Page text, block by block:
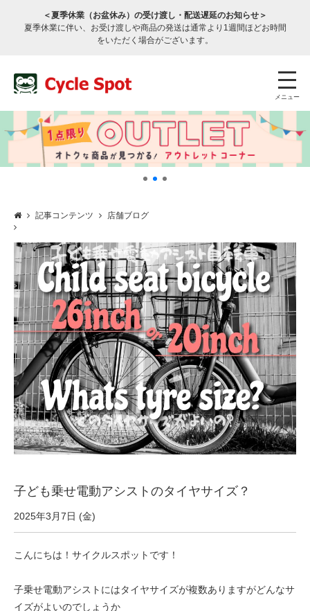
＜夏季休業（お盆休み）の受け渡し・配送遅延のお知らせ＞
夏季休業に伴い、お受け渡しや商品の発送は通常より1週間ほどお時間
をいただく場合がございます。
メニュー
サービスのご案内
サービス全般
修理・メンテナンス工賃
盗難保証
SpotMateログイン
オリジナル自転車
PB全車種カタログ
記事コンテンツ 店舗ブログ
子ども乗せ電動アシストのタイヤサイズ？
2025年3月7日 (金)
こんにちは！サイクルスポットです！
子乗せ電動アシストにはタイヤサイズが複数ありますがどんなサ
イズがよいのでしょうか